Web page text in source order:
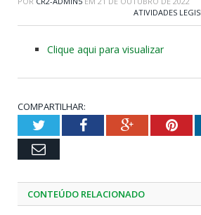
ATIVIDADES
Clique aqui para visualizar
COMPARTILHAR:
TwitterFacebookGoogle+
Email
CONTEÚDO RELACIONADO